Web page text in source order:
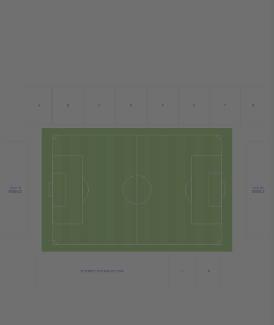
A B C D E E F G
NORTH
TERRACE
B
C
RESERVED SEATING SECTION
SOUTH
TERRACE